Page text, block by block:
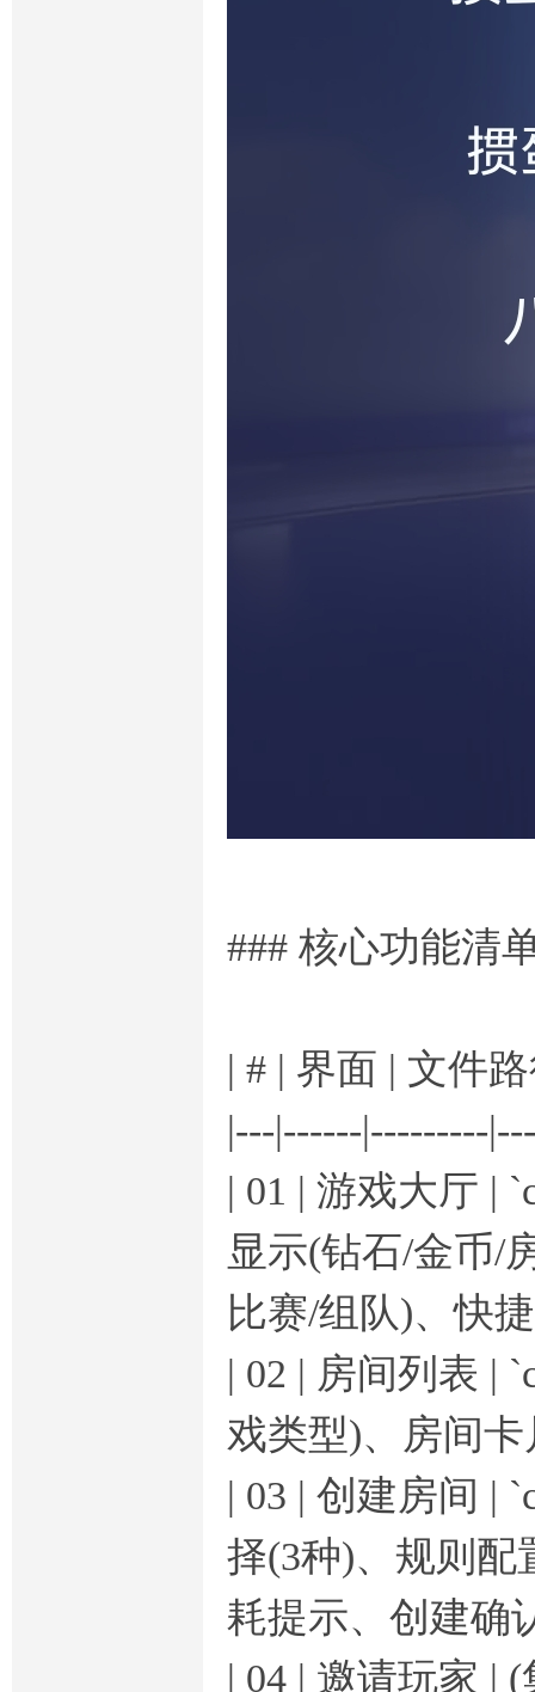
### 核心功能清
| # | 界面 | 文件
|---|------|---------
| 01 | 游戏大厅 |
显示(钻石/金币/
比赛/组队)、快
| 02 | 房间列表 |
戏类型)、房间
| 03 | 创建房间 |
择(3种)、规则配
耗提示、创建确
| 04 | 邀请玩家 |